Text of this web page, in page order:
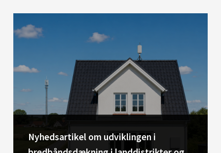
Nyhedsartikel om udviklingen i